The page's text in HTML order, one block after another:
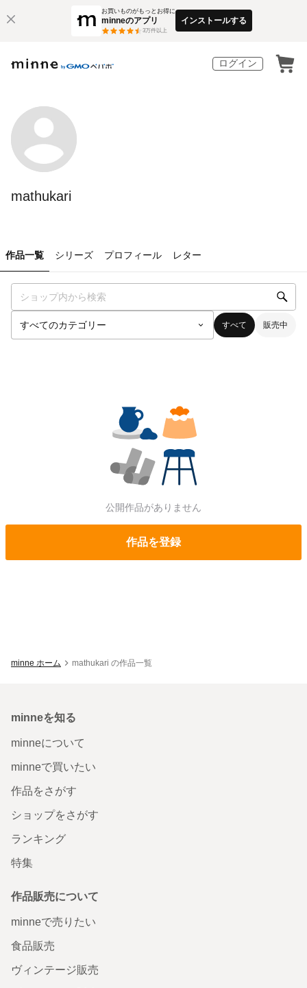
お買いものがもっとお得に
minneのアプリ
3万件以上
インストールする
ログイン
mathukari
作品一覧 シリーズ プロフィール レター
すべて 販売中
公開作品がありません
作品を登録
minne ホーム mathukari の作品一覧
minneを知る
minneについて
minneで買いたい
作品をさがす
ショップをさがす
ランキング
特集
作品販売について
minneで売りたい
食品販売
ヴィンテージ販売